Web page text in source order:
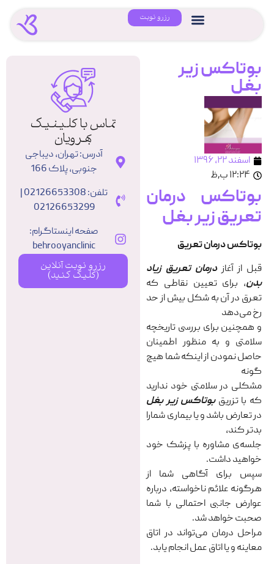
رزرو نوبت
بوتاکس زیر
بغل
اسفند ۲۲, ۱۳۹۶
۱۲:۲۴ ب٫ظ
بوتاکس درمان
تعریق زیر بغل
بوتاکس درمان تعریق
قبل از آغازدرمان تعریق زیاد
بدن، برای تعیین نقاطی که
تعرق در آن به شکل بیش از حد
رخ می‌دهد
و همچنین برای بررسی تاریخچه
سلامتی و به‌ منظور اطمینان
حاصل نمودن از اینکه شما هیچ‌
گونه
مشکلی در سلامتی خود ندارید
که با تزریقبوتاکس زیربغل
در تعارض باشد و یا بیماری شمارا
بدتر کند،
جلسه‌ی مشاوره با پزشک خود
خواهید داشت.
سپس برای آگاهی شما از
هرگونه علائم ناخواسته، درباره
عوارض جانبی احتمالی با شما
صحبت خواهد شد.
مراحل درمان می‌تواند در اتاق
معاینه و یا اتاق عمل انجام یابد.
تماس با کلینیک
بهرویان
آدرس: تهران، دیباجی
جنوبی، پلاک 166
02126653299
صفحه اینستاگرام:
behrooyanclinic
رزرو نوبت آنلاین
(کلیک کنید)